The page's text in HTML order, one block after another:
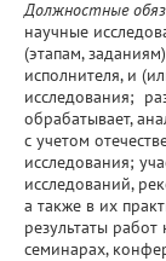
Должностные
научные
(этапам,
исполнителя, и
исследования;
обрабатывает,
с учетом
исследования;
исследований,
а также в их
результаты
семинарах,